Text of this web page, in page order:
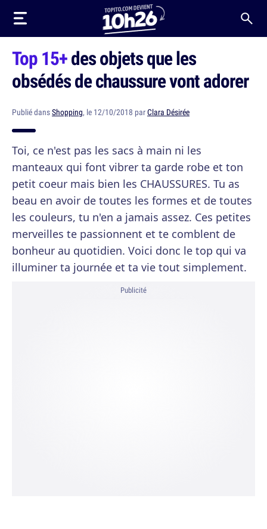
Top 15+des objets que les
obsédés de chaussure vont adorer
Publié dansShopping, le 12/10/2018 parClara Désirée
Toi, ce n'est pas les sacs à main ni les
manteaux qui font vibrer ta garde robe et ton
petit coeur mais bien les CHAUSSURES. Tu as
beau en avoir de toutes les formes et de toutes
les couleurs, tu n'en a jamais assez. Ces petites
merveilles te passionnent et te comblent de
bonheur au quotidien. Voici donc le top qui va
illuminer ta journée et ta vie tout simplement.
Publicité